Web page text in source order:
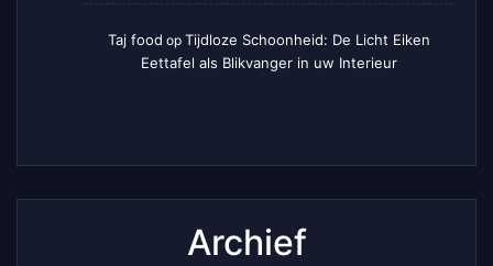
Taj food op Tijdloze Schoonheid: De Licht Eiken
Eettafel als Blikvanger in uw Interieur
Archief